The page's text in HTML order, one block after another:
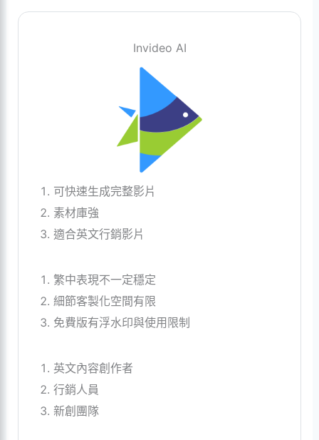
Invideo AI
可快速生成完整影片
素材庫強
適合英文行銷影片
繁中表現不一定穩定
細節客製化空間有限
免費版有浮水印與使用限制
英文內容創作者
行銷人員
新創團隊